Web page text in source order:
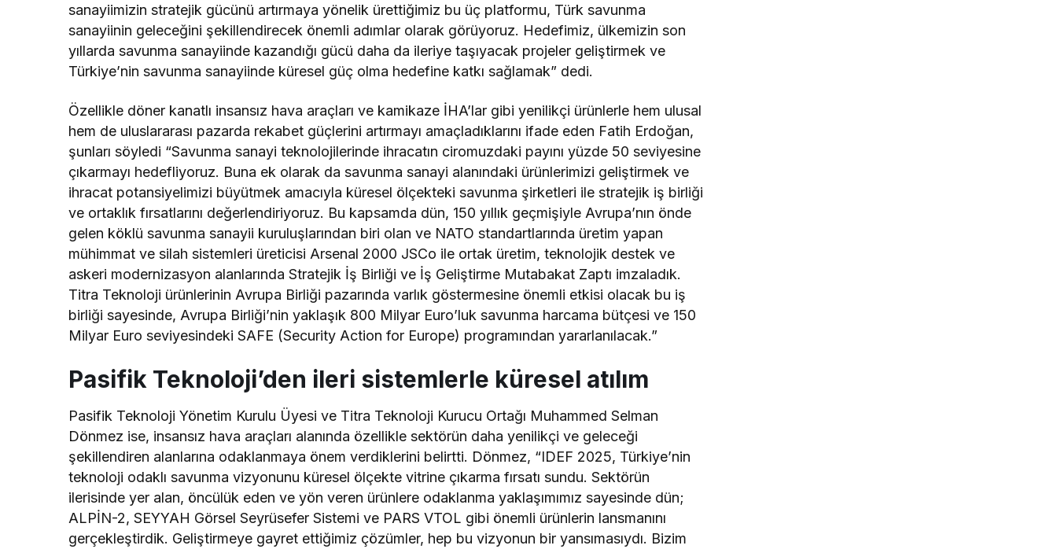
sanayiimizin stratejik gücünü artırmaya yönelik ürettiğimiz bu üç platformu, Türk savunma
sanayiinin geleceğini şekillendirecek önemli adımlar olarak görüyoruz. Hedefimiz, ülkemizin son
yıllarda savunma sanayiinde kazandığı gücü daha da ileriye taşıyacak projeler geliştirmek ve
Türkiye’nin savunma sanayiinde küresel güç olma hedefine katkı sağlamak” dedi.
Özellikle döner kanatlı insansız hava araçları ve kamikaze İHA’lar gibi yenilikçi ürünlerle hem ulusal
hem de uluslararası pazarda rekabet güçlerini artırmayı amaçladıklarını ifade eden Fatih Erdoğan,
şunları söyledi “Savunma sanayi teknolojilerinde ihracatın ciromuzdaki payını yüzde 50 seviyesine
çıkarmayı hedefliyoruz. Buna ek olarak da savunma sanayi alanındaki ürünlerimizi geliştirmek ve
ihracat potansiyelimizi büyütmek amacıyla küresel ölçekteki savunma şirketleri ile stratejik iş birliği
ve ortaklık fırsatlarını değerlendiriyoruz. Bu kapsamda dün, 150 yıllık geçmişiyle Avrupa’nın önde
gelen köklü savunma sanayii kuruluşlarından biri olan ve NATO standartlarında üretim yapan
mühimmat ve silah sistemleri üreticisi Arsenal 2000 JSCo ile ortak üretim, teknolojik destek ve
askeri modernizasyon alanlarında Stratejik İş Birliği ve İş Geliştirme Mutabakat Zaptı imzaladık.
Titra Teknoloji ürünlerinin Avrupa Birliği pazarında varlık göstermesine önemli etkisi olacak bu iş
birliği sayesinde, Avrupa Birliği’nin yaklaşık 800 Milyar Euro’luk savunma harcama bütçesi ve 150
Milyar Euro seviyesindeki SAFE (Security Action for Europe) programından yararlanılacak.”
Pasifik Teknoloji’den ileri sistemlerle küresel atılım
Pasifik Teknoloji Yönetim Kurulu Üyesi ve Titra Teknoloji Kurucu Ortağı Muhammed Selman
Dönmez ise, insansız hava araçları alanında özellikle sektörün daha yenilikçi ve geleceği
şekillendiren alanlarına odaklanmaya önem verdiklerini belirtti. Dönmez, “IDEF 2025, Türkiye’nin
teknoloji odaklı savunma vizyonunu küresel ölçekte vitrine çıkarma fırsatı sundu. Sektörün
ilerisinde yer alan, öncülük eden ve yön veren ürünlere odaklanma yaklaşımımız sayesinde dün;
ALPİN-2, SEYYAH Görsel Seyrüsefer Sistemi ve PARS VTOL gibi önemli ürünlerin lansmanını
gerçekleştirdik. Geliştirmeye gayret ettiğimiz çözümler, hep bu vizyonun bir yansımasıydı. Bizim